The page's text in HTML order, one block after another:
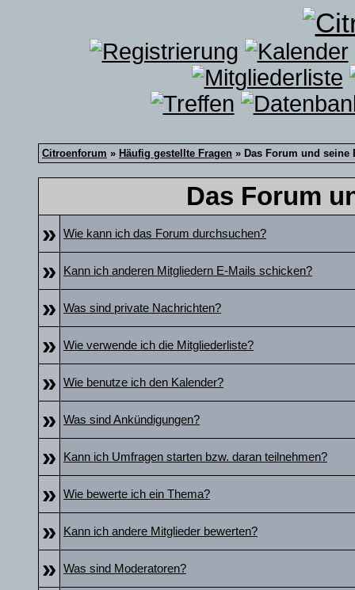
Citroenforum » Häufig gestellte Fragen » Das Forum und seine
Das Forum
» Wie kann ich das Forum durchsuchen?
» Kann ich anderen Mitgliedern E-Mails schicken?
» Was sind private Nachrichten?
» Wie verwende ich die Mitgliederliste?
» Wie benutze ich den Kalender?
» Was sind Ankündigungen?
» Kann ich Umfragen starten bzw. daran teilnehmen?
» Wie bewerte ich ein Thema?
» Kann ich andere Mitglieder bewerten?
» Was sind Moderatoren?